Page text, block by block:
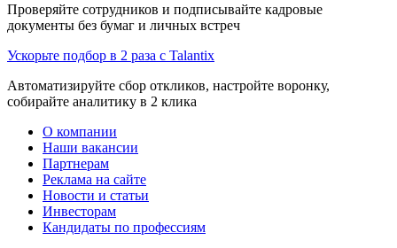
Проверяйте сотрудников и подписывайте кадровые
документы без бумаг и личных встреч
Ускорьте подбор в 2 раза с Talantix
Автоматизируйте сбор откликов, настройте воронку,
собирайте аналитику в 2 клика
О компании
Наши вакансии
Партнерам
Реклама на сайте
Новости и статьи
Инвесторам
Кандидаты по профессиям